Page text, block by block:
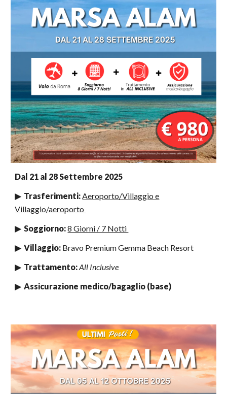
Dal 21 al 28 Settembre 2025
▶ Trasferimenti: Aeroporto/Villaggio e
Villaggio/aeroporto
▶ Soggiorno:8 Giorni / 7 Notti
▶ Villaggio: Bravo Premium Gemma Beach Resort
▶ Trattamento:All Inclusive
▶ Assicurazione medico/bagaglio (base)